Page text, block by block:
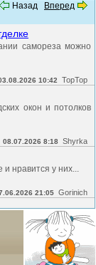
Назад Вперед
самореза можно
10:42 TopTop
окон и потолков
08.07.2026 8:18 Shyrka
нравится у них...
21:05 Gorinich